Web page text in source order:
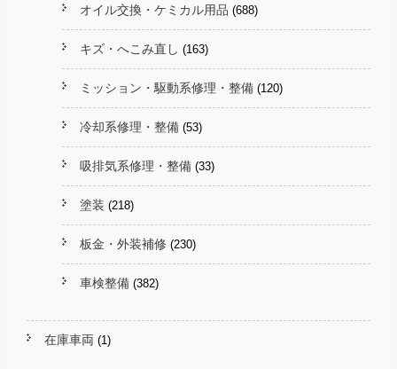
オイル交換・ケミカル用品 (688)
キズ・へこみ直し (163)
ミッション・駆動系修理・整備 (120)
冷却系修理・整備 (53)
吸排気系修理・整備 (33)
塗装 (218)
板金・外装補修 (230)
車検整備 (382)
在庫車両 (1)